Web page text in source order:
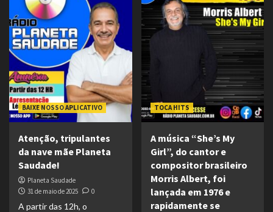
BAIXE NOSSO APLICATIVO
Atenção, tripulantes
da nave mãe Planeta
Saudade!
Planeta Saudade
31 de maio de 2025
0
A partir das 12h, o
TOCA HITS
A música “She’s My
Girl”, do cantor e
compositor brasileiro
Morris Albert, foi
lançada em 1976 e
rapidamente se